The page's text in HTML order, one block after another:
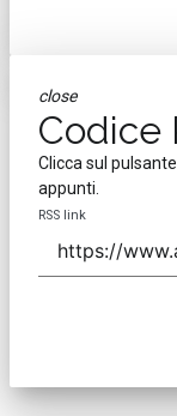
close
Codice
Clicca sul
appunti.
RSS link